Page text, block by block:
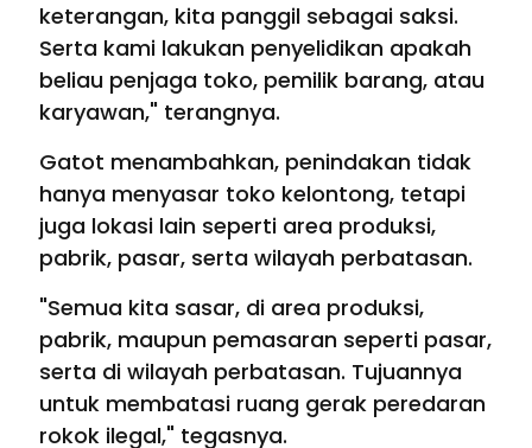
keterangan, kita panggil sebagai saksi.
Serta kami lakukan penyelidikan apakah
beliau penjaga toko, pemilik barang, atau
karyawan," terangnya.
Gatot menambahkan, penindakan tidak
hanya menyasar toko kelontong, tetapi
juga lokasi lain seperti area produksi,
pabrik, pasar, serta wilayah perbatasan.
"Semua kita sasar, di area produksi,
pabrik, maupun pemasaran seperti pasar,
serta di wilayah perbatasan. Tujuannya
untuk membatasi ruang gerak peredaran
rokok ilegal," tegasnya.